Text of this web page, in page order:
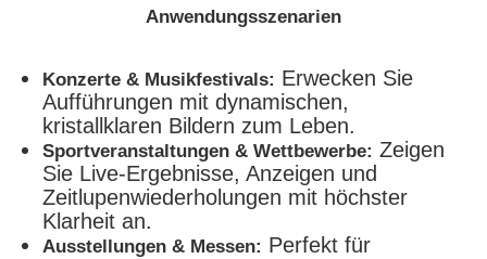
Anwendungsszenarien
Konzerte & Musikfestivals: Erwecken Sie
Aufführungen mit dynamischen,
kristallklaren Bildern zum Leben.
Sportveranstaltungen & Wettbewerbe: Zeigen
Sie Live-Ergebnisse, Anzeigen und
Zeitlupenwiederholungen mit höchster
Klarheit an.
Ausstellungen & Messen: Perfekt für